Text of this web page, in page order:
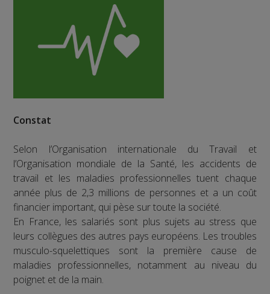
Constat
Selon l’Organisation internationale du Travail et
l’Organisation mondiale de la Santé, les accidents de
travail et les maladies professionnelles tuent chaque
année plus de 2,3 millions de personnes et a un coût
financier important, qui pèse sur toute la société.
En France, les salariés sont plus sujets au stress que
leurs collègues des autres pays européens. Les troubles
musculo-squelettiques sont la première cause de
maladies professionnelles, notamment au niveau du
poignet et de la main.